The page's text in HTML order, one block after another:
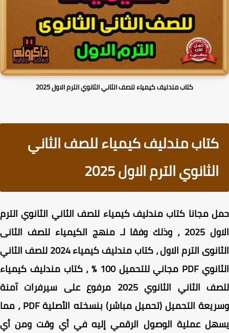
كتاب مندليف كيمياء للصف الثاني الثانوي الترم الاول 2025
كتاب مندليف كيمياء للصف الثاني
الثانوي الترم الاول 2025
مجانا كتاب مندليف كيمياء للصف الثاني الثانوي الترم
الاول 2025 ، وذلك وفقا لـ منهج الكيمياء للصف الثانى
الثانوى الترم الاول ، كتاب مندليف كيمياء 2024 للصف الثاني
الثانوي PDF مجاني للتحميل 100 % ، كتاب مندليف كيمياء
للصف الثاني الثانوي 2025 مرفوع على سيرفرات آمنة
وسريعة التحميل (تحميل مباشر) بنسخته الأصلية PDF ، مما
عملية الوصول الرقمي إليه في أي وقت ومن أي